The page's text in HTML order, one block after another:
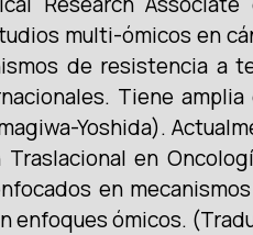
multi-ómicos en
de resistencia a
Tiene
Yoshida).
en
en
enfoques ómicos.